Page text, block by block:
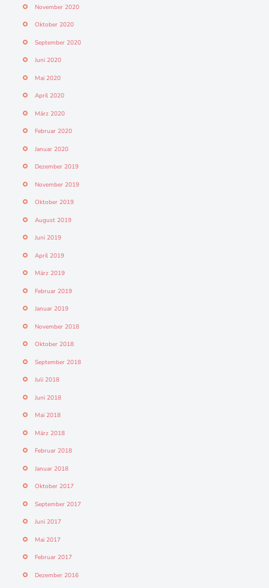
November 2020
Oktober 2020
September 2020
Juni 2020
Mai 2020
April 2020
März 2020
Februar 2020
Januar 2020
Dezember 2019
November 2019
Oktober 2019
August 2019
Juni 2019
April 2019
März 2019
Februar 2019
Januar 2019
November 2018
Oktober 2018
September 2018
Juli 2018
Juni 2018
Mai 2018
März 2018
Februar 2018
Januar 2018
Oktober 2017
September 2017
Juni 2017
Mai 2017
Februar 2017
Dezember 2016